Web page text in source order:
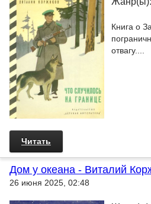
Книга о
отвагу....
Читать
Дом у океана - Виталий
26 июня 2025, 02:48